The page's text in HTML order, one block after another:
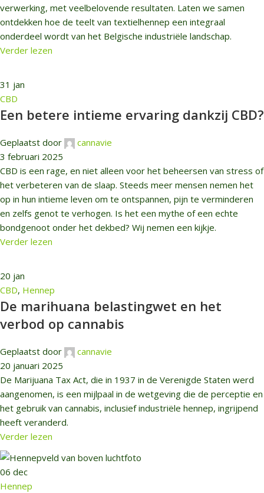
verwerking, met veelbelovende resultaten. Laten we samen
ontdekken hoe de teelt van textielhennep een integraal
onderdeel wordt van het Belgische industriële landschap.
Verder lezen
31 jan
CBD
Een betere intieme ervaring dankzij CBD?
Geplaatst door
cannavie
3 februari 2025
CBD is een rage, en niet alleen voor het beheersen van stress of
het verbeteren van de slaap. Steeds meer mensen nemen het
op in hun intieme leven om te ontspannen, pijn te verminderen
en zelfs genot te verhogen. Is het een mythe of een echte
bondgenoot onder het dekbed? Wij nemen een kijkje.
Verder lezen
20 jan
CBD, Hennep
De marihuana belastingwet en het
verbod op cannabis
Geplaatst door
cannavie
20 januari 2025
De Marijuana Tax Act, die in 1937 in de Verenigde Staten werd
aangenomen, is een mijlpaal in de wetgeving die de perceptie en
het gebruik van cannabis, inclusief industriële hennep, ingrijpend
heeft veranderd.
Verder lezen
06 dec
Hennep